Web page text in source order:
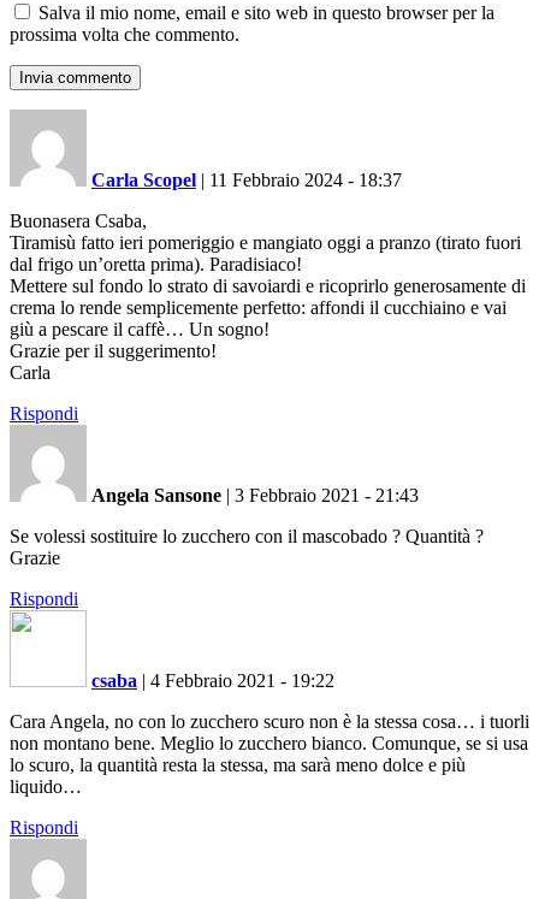
Salva il mio nome, email e sito web in questo browser per la
prossima volta che commento.
Carla Scopel | 11 Febbraio 2024 - 18:37
Buonasera Csaba,
Tiramisù fatto ieri pomeriggio e mangiato oggi a pranzo (tirato fuori
dal frigo un’oretta prima). Paradisiaco!
Mettere sul fondo lo strato di savoiardi e ricoprirlo generosamente di
crema lo rende semplicemente perfetto: affondi il cucchiaino e vai
giù a pescare il caffè… Un sogno!
Grazie per il suggerimento!
Carla
Rispondi
Angela Sansone | 3 Febbraio 2021 - 21:43
Se volessi sostituire lo zucchero con il mascobado ? Quantità ?
Grazie
Rispondi
csaba | 4 Febbraio 2021 - 19:22
Cara Angela, no con lo zucchero scuro non è la stessa cosa… i tuorli
non montano bene. Meglio lo zucchero bianco. Comunque, se si usa
lo scuro, la quantità resta la stessa, ma sarà meno dolce e più
liquido…
Rispondi